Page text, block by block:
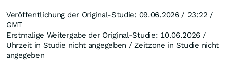
Veröffentlichung der Original-Studie: 09.06.2026 / 23:22 /
GMT
Erstmalige Weitergabe der Original-Studie: 10.06.2026 /
Uhrzeit in Studie nicht angegeben / Zeitzone in Studie nicht
angegeben